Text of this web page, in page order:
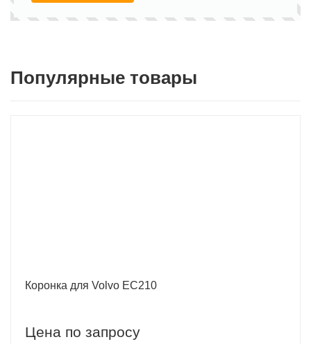
Популярные товары
Коронка для Volvo EC210
Цена по запросу